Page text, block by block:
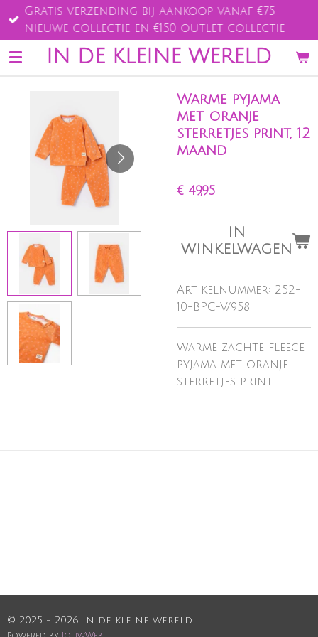
Ga
direct
naar
de
IN DE KLEINE WERELD
Gratis verzending bij aankoop vanaf €75
nieuwe collectie en €150 outlet collectie
Warme pyjama
met oranje
sterretjes print, 12
maand
€ 49,95
IN
WINKELWAGEN
Artikelnummer: 252-
10-BPC-V/958
Warme zachte fleece
pyjama met oranje
sterretjes print
© 2025 - 2026 In de kleine wereld